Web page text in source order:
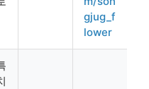
gjug_f
lower